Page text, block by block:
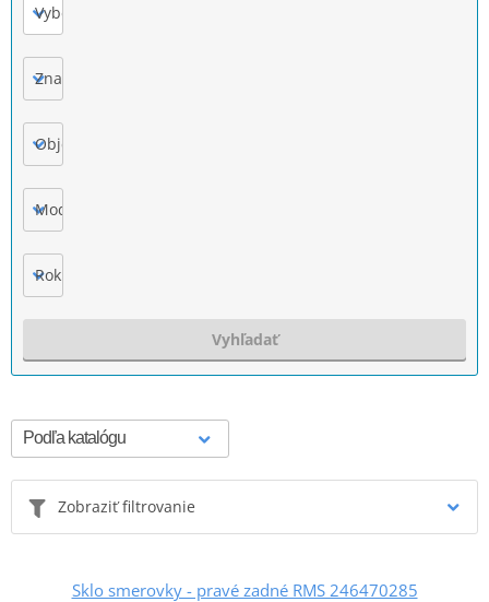
Vyberte
Značka
Objem motora
Model
Rok výroby
Vyhľadať
Zobraziť filtrovanie
Sklo smerovky - pravé zadné RMS 246470285